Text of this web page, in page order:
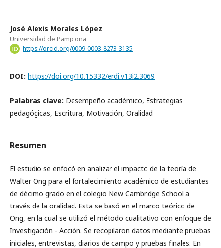
José Alexis Morales López
Universidad de Pamplona
https://orcid.org/0009-0003-8273-3135
DOI: https://doi.org/10.15332/erdi.v13i2.3069
Palabras clave: Desempeño académico, Estrategias
pedagógicas, Escritura, Motivación, Oralidad
Resumen
El estudio se enfocó en analizar el impacto de la teoría de
Walter Ong para el fortalecimiento académico de estudiantes
de décimo grado en el colegio New Cambridge School a
través de la oralidad. Esta se basó en el marco teórico de
Ong, en la cual se utilizó el método cualitativo con enfoque de
Investigación - Acción. Se recopilaron datos mediante pruebas
iniciales, entrevistas, diarios de campo y pruebas finales. En